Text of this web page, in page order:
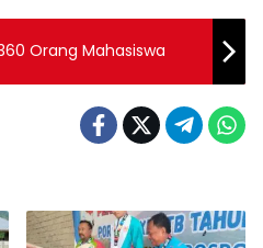
Orang Mahasiswa